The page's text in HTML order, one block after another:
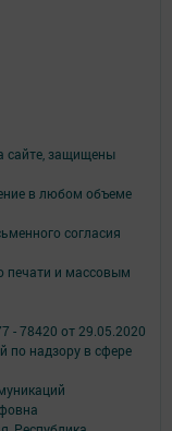
сайте, защищены
в любом объеме
согласия
печати и массовым
- 78420 от 29.05.2020
по надзору в сфере